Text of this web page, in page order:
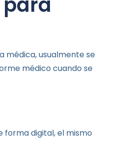
médica, usualmente se
médico cuando se
digital, el mismo